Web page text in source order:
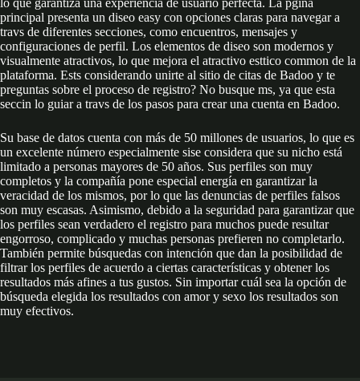
lo que garantiza una experiencia de usuario perfecta. La pgina
principal presenta un diseo easy con opciones claras para navegar a
travs de diferentes secciones, como encuentros, mensajes y
configuraciones de perfil. Los elementos de diseo son modernos y
visualmente atractivos, lo que mejora el atractivo esttico common de la
plataforma. Ests considerando unirte al sitio de citas de Badoo y te
preguntas sobre el proceso de registro? No busque ms, ya que esta
seccin lo guiar a travs de los pasos para crear una cuenta en Badoo.
Su base de datos cuenta con más de 50 millones de usuarios, lo que es
un excelente número especialmente sise considera que su nicho está
limitado a personas mayores de 50 años. Sus perfiles son muy
completos y la compañía pone especial energía en garantizar la
veracidad de los mismos, por lo que las denuncias de perfiles falsos
son muy escasas. Asimismo, debido a la seguridad para garantizar que
los perfiles sean verdadero el registro para muchos puede resultar
engorroso, complicado y muchas personas prefieren no completarlo.
También permite búsquedas con intención que dan la posibilidad de
filtrar los perfiles de acuerdo a ciertas características y obtener los
resultados más afines a tus gustos. Sin importar cuál sea la opción de
búsqueda elegida los resultados con amor y sexo los resultados son
muy efectivos.